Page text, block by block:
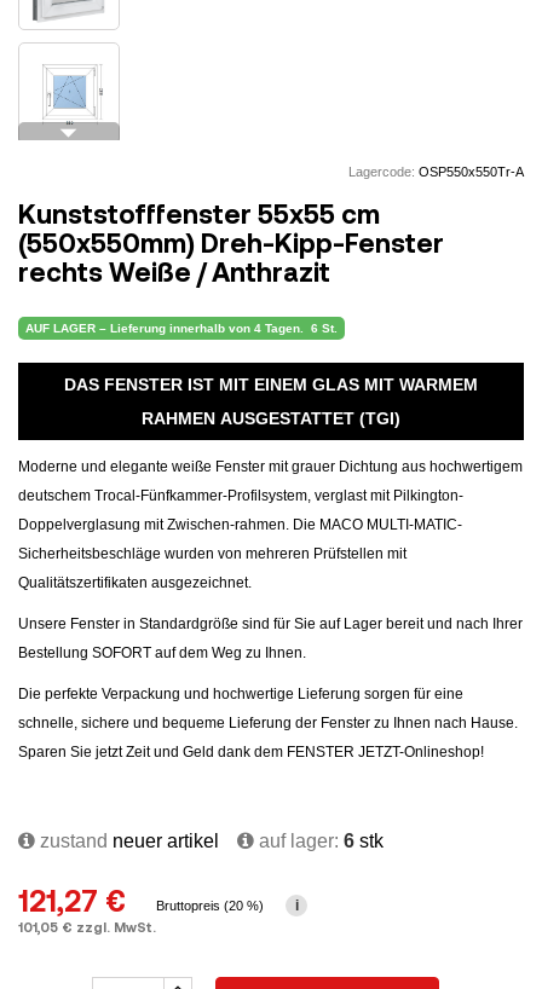
arrow_drop_down
Lagercode: OSP550x550Tr-A
Kunststofffenster 55x55 cm
(550x550mm) Dreh-Kipp-Fenster
rechts Weiße / Anthrazit
AUF LAGER – Lieferung innerhalb von 4 Tagen. 6 St.
DAS FENSTER IST MIT EINEM GLAS MIT WARMEM
RAHMEN AUSGESTATTET (TGI)
Moderne und elegante weiße Fenster mit grauer Dichtung aus hochwertigem
deutschem Trocal-Fünfkammer-Profilsystem, verglast mit Pilkington-
Doppelverglasung mit Zwischen-rahmen. Die MACO MULTI-MATIC-
Sicherheitsbeschläge wurden von mehreren Prüfstellen mit
Qualitätszertifikaten ausgezeichnet.
Unsere Fenster in Standardgröße sind für Sie auf Lager bereit und nach Ihrer
Bestellung SOFORT auf dem Weg zu Ihnen.
Die perfekte Verpackung und hochwertige Lieferung sorgen für eine
schnelle, sichere und bequeme Lieferung der Fenster zu Ihnen nach Hause.
Sparen Sie jetzt Zeit und Geld dank dem FENSTER JETZT-Onlineshop!
zustand neuer artikel auf lager: 6 stk
121,27 €
101,05 € zzgl. MwSt.
Bruttopreis (20 %) i